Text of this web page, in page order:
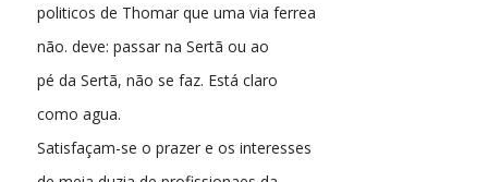
politicos de Thomar que uma via ferrea
não. deve: passar na Sertã ou ao
pé da Sertã, não se faz. Está claro
como agua.
Satisfaçam-se o prazer e os interesses